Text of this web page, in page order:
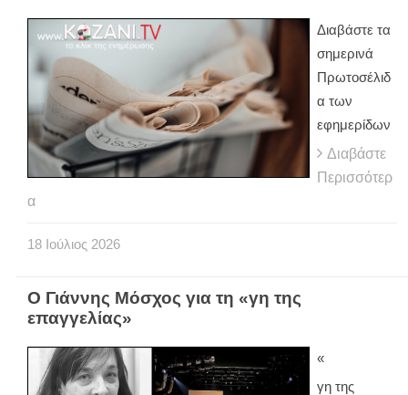
Διαβάστε τα
σημερινά
Πρωτοσέλιδ
α των
εφημερίδων
Διαβάστε
Περισσότερ
α
18 Ιούλιος 2026
Ο Γιάννης Μόσχος για τη «γη της
επαγγελίας»
«
γη της